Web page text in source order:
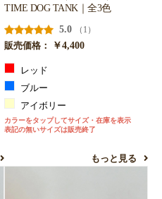
TIME DOG TANK｜全3色
5.0
（1）
販売価格：
￥4,400
レッド
ブルー
アイボリー
カラーをタップしてサイズ・在庫を表示
表記の無いサイズは販売終了
もっと見る